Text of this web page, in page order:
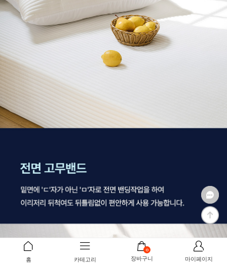
홈 카테고리
0
장바구니 마이페이지